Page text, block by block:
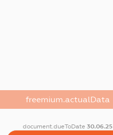
freemium.actualData
document.dueToDate30.06.25